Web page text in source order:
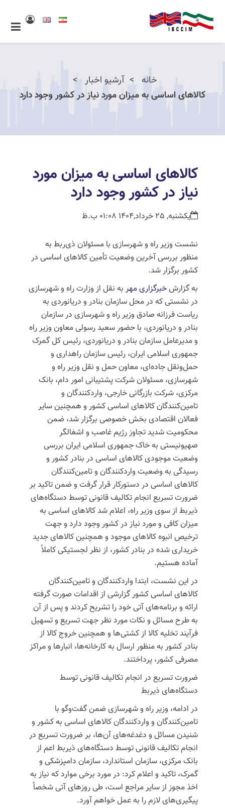
خانه
آرشیو اخبار
کالاهای اساسی به میزان مورد نیاز در کشور وجود دارد
کالاهای اساسی به میزان مورد
نیاز در کشور وجود دارد
یکشنبه, 25 خرداد,1404 01:08 ب.ظ
نشست وزیر راه و شهرسازی با مسئولان ذی‌ربط به
منظور بررسی آخرین وضعیت تأمین کالاهای اساسی در
کشور برگزار شد.
به گزارشخبرگزاری مهر به نقل از وزارت راه و شهرسازی
در نشستی که در محل سازمان بنادر و دریانوردی به
ریاست فرزانه صادق وزیر راه و شهرسازی در سازمان
بنادر و دریانوردی، با حضور سعید رسولی معاون وزیر راه
و مدیرعامل سازمان بنادر و دریانوردی، رئیس کل گمرک
جمهوری اسلامی ایران، رئیس سازمان راهداری و
حمل‌ونقل جاده‌ای، معاون حمل و نقل وزیر راه و
شهرسازی، مسئولان شرکت پشتیبانی امور دام، بانک
مرکزی، شرکت بازرگانی خارجی، واردکنندگان و
تامین‌کنندگان کالاهای اساسی کشور و همچنین سایر
فعالان اقتصادی بخش خصوصی برگزار شد، ضمن
محکومیت شدید تجاوز رژیم غاصب و اشغالگر
صهیونیستی به خاک جمهوری اسلامی ایران بررسی
وضعیت موجودی کالاهای اساسی در بنادر کشور و
رسیدگی به وضعیت واردکنندگان و تامین‌کنندگان
کالاهای اساسی در دستورکار قرار گرفت و ضمن تاکید بر
ضرورت تسریع انجام تکالیف قانونی توسط دستگاه‌های
ذیربط از سوی وزیر راه، اعلام شد کالاهای اساسی به
میزان کافی و مورد نیاز در کشور وجود دارد و جهت
ترخیص انبوه کالاهای موجود و همچنین کالاهای جدید
خریداری شده در بنادر کشور، از نظر لجستیکی کاملاً
آماده هستیم.
در این نشست، ابتدا واردکنندگان و تامین‌کنندگان
کالاهای اساسی کشور گزارشی از اقدامات صورت گرفته
ارائه و برنامه‌های آتی خود را تشریح کردند و پس از آن
به طرح مسائل و نکات مورد نظر جهت تسریع و تسهیل
فرآیند تخلیه کالا از کشتی‌ها و همچنین خروج کالا از
بنادر کشور به منظور ارسال به کارخانه‌ها، انبارها و مراکز
مصرفی کشور، پرداختند.
ضرورت تسریع در انجام تکالیف قانونی توسط
دستگاه‌های ذیربط
در ادامه، وزیر راه و شهرسازی ضمن گفت‌وگو با
تامین‌کنندگان و واردکنندگان کالاهای اساسی به کشور و
شنیدن مسائل و دغدغه‌های آن‌ها، بر ضرورت تسریع در
انجام تکالیف قانونی توسط دستگاه‌های ذیربط اعم از
بانک مرکزی، سازمان استاندارد، سازمان دامپزشکی و
گمرک، تاکید و اعلام کرد: در مورد برخی موارد که نیاز به
اخذ مجوز از سایر مراجع است، طی روزهای آتی شخصاً
پیگیری‌های لازم را به عمل خواهم آورد.